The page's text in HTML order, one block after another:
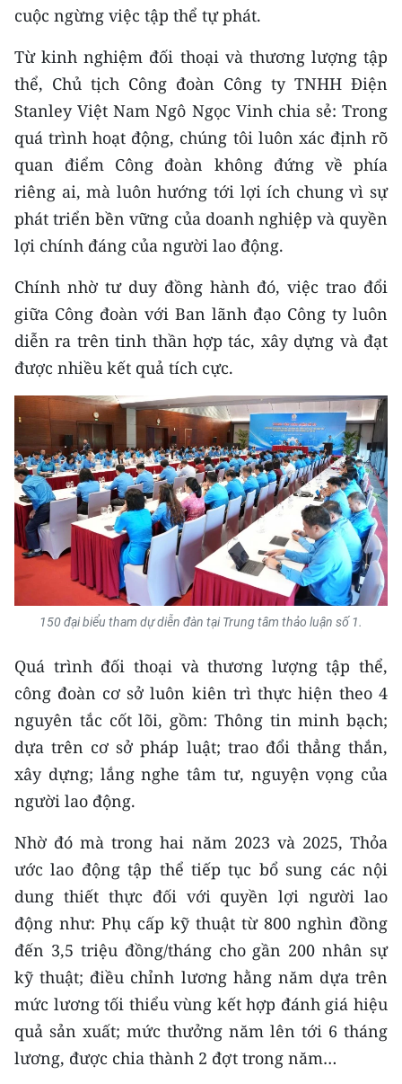
cuộc ngừng việc tập thể tự phát.
Từ kinh nghiệm đối thoại và thương lượng tập
thể, Chủ tịch Công đoàn Công ty TNHH Ðiện
Stanley Việt Nam Ngô Ngọc Vinh chia sẻ: Trong
quá trình hoạt động, chúng tôi luôn xác định rõ
quan điểm Công đoàn không đứng về phía
riêng ai, mà luôn hướng tới lợi ích chung vì sự
phát triển bền vững của doanh nghiệp và quyền
lợi chính đáng của người lao động.
Chính nhờ tư duy đồng hành đó, việc trao đổi
giữa Công đoàn với Ban lãnh đạo Công ty luôn
diễn ra trên tinh thần hợp tác, xây dựng và đạt
được nhiều kết quả tích cực.
150 đại biểu tham dự diễn đàn tại Trung tâm thảo luận số 1.
Quá trình đối thoại và thương lượng tập thể,
công đoàn cơ sở luôn kiên trì thực hiện theo 4
nguyên tắc cốt lõi, gồm: Thông tin minh bạch;
dựa trên cơ sở pháp luật; trao đổi thẳng thắn,
xây dựng; lắng nghe tâm tư, nguyện vọng của
người lao động.
Nhờ đó mà trong hai năm 2023 và 2025, Thỏa
ước lao động tập thể tiếp tục bổ sung các nội
dung thiết thực đối với quyền lợi người lao
động như: Phụ cấp kỹ thuật từ 800 nghìn đồng
đến 3,5 triệu đồng/tháng cho gần 200 nhân sự
kỹ thuật; điều chỉnh lương hằng năm dựa trên
mức lương tối thiểu vùng kết hợp đánh giá hiệu
quả sản xuất; mức thưởng năm lên tới 6 tháng
lương, được chia thành 2 đợt trong năm…